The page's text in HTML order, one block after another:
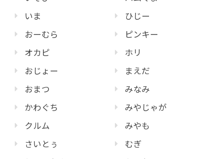
いま
おーむら
オカピ
おじょー
おまつ
かわぐち
クルム
さいとぅ
ひじー
ピンキー
ホリ
まえだ
みなみ
みやじゃが
みやも
むぎ